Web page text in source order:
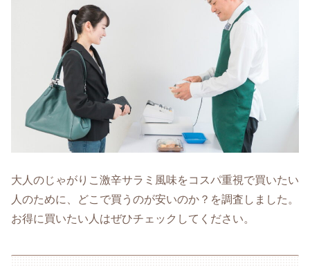
大人のじゃがりこ激辛サラミ風味をコスパ重視で買いたい
人のために、どこで買うのが安いのか？を調査しました。
お得に買いたい人はぜひチェックしてください。